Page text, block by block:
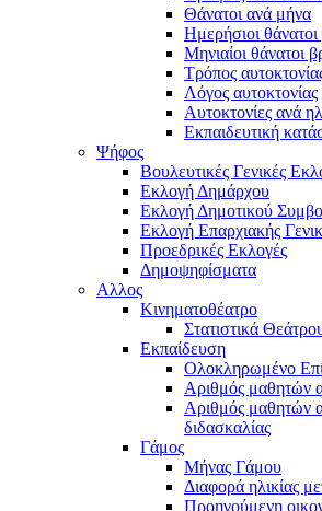
Θάνατοι ανά μήνα
Ημερήσιοι
Μηνιαίοι θάνατοι
Τρόπος
Λόγος αυτοκτονίας
Αυτοκτονίες ανά
Εκπαιδευτική
Ψήφος
Βουλευτικές Γενικές
Εκλογή Δημάρχου
Εκλογή Δημοτικού
Εκλογή Επαρχιακής
Προεδρικές Εκλογές
Δημοψηφίσματα
Αλλος
Κινηματοθέατρο
Στατιστικά
Εκπαίδευση
Ολοκληρωμένο
Αριθμός μαθητών
Αριθμός μαθητών
διδασκαλίας
Γάμος
Μήνας Γάμου
Διαφορά ηλικίας
Προηγούμενη